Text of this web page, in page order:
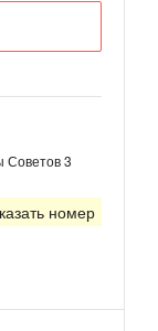
Советов 3
номер